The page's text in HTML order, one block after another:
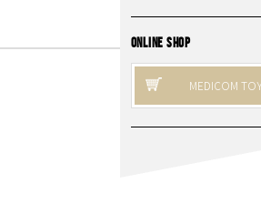
ONLINE SHOP
MEDICOM